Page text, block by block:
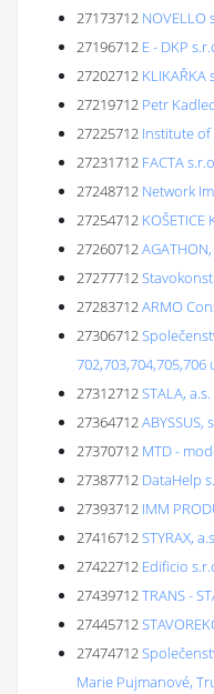
27173712 NOVELLO
27196712 E - DKP
27202712 KLIKAŘKA
27219712 Petr
27225712 Institute
27231712 FACTA
27248712 Network
27254712 KOŠETICE
27260712
27277712
27283712ARMO
27306712
702,703,704,705,706
27312712STALA, a.s.
27364712ABYSSUS,
27370712 MTD -
27387712 DataHelp
27393712 IMM
27416712STYRAX,
27422712 Edificio
27439712TRANS -
27445712
27474712
Marie Pujmanové,